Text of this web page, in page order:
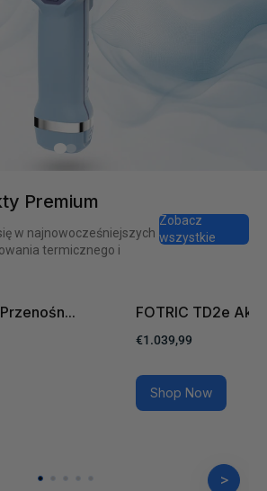
Premium
w najnowocześniejszych
termicznego i
Zobacz
wszystkie
FOTRIC TD2e
€1.039,99
Shop Now
>